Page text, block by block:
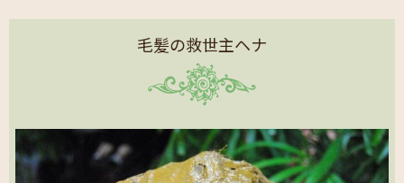
毛髪の救世主ヘナ